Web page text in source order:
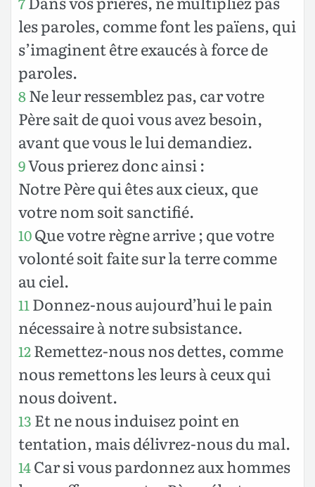
les paroles, comme font les païens, qui
s’imaginent être exaucés à force de
paroles.
8Ne leur ressemblez pas, car votre
Père sait de quoi vous avez besoin,
avant que vous le lui demandiez.
9Vous prierez donc ainsi :
Notre Père qui êtes aux cieux, que
votre nom soit sanctifié.
10Que votre règne arrive ; que votre
volonté soit faite sur la terre comme
au ciel.
11 Donnez-nous aujourd’hui le pain
nécessaire à notre subsistance.
12Remettez-nous nos dettes, comme
nous remettons les leurs à ceux qui
nous doivent.
13 Et ne nous induisez point en
tentation, mais délivrez-nous du mal.
14Car si vous pardonnez aux hommes